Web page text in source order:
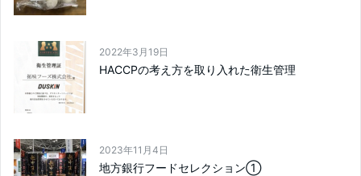
2022年3月19日
HACCPの考え方を取り入れた衛生管理
2023年11月4日
地方銀行フードセレクション①